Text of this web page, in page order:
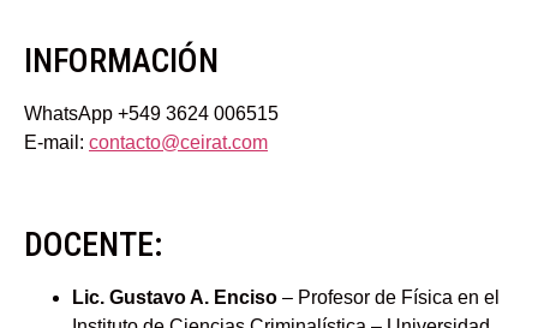
INFORMACIÓN
WhatsApp +549 3624 006515
E-mail: contacto@ceirat.com
DOCENTE:
Lic. Gustavo A. Enciso – Profesor de Física en el